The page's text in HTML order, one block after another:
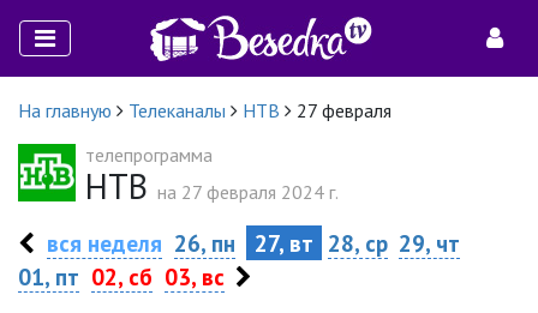
На главную Телеканалы НТВ
27 февраля
телепрограмма
НТВ на 27 февраля 2024 г.
вся неделя 26, пн 27, вт 28, ср 29, чт
01, пт 02, сб 03, вс